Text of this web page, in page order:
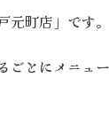
時
:
町店」です。
ごとにメニュ